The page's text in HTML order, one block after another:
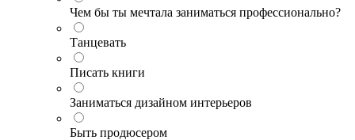
Чем бы ты мечтала заниматься профессионально?
Танцевать
Писать книги
Заниматься дизайном интерьеров
Быть продюсером